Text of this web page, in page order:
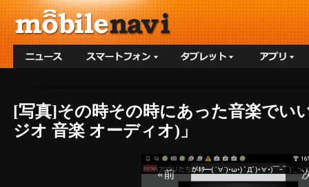
[写真]その時その時にあった音楽でい
ジオ 音楽 オーディオ)」
«前